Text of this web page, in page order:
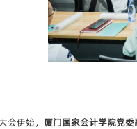
会伊始， 厦门国家会计学院党